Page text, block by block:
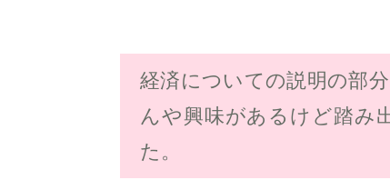
経済についての説明の部
んや興味があるけど踏み
た。